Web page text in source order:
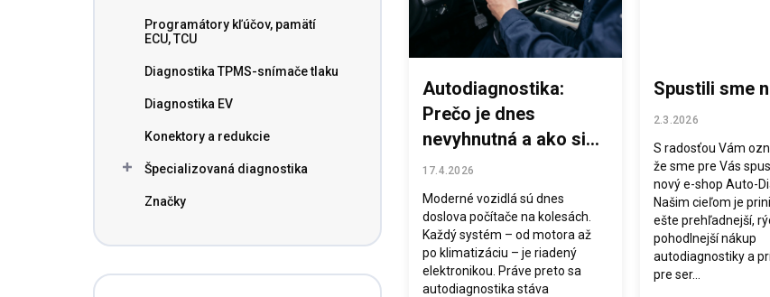
Programátory kľúčov, pamätí
ECU, TCU
Diagnostika TPMS-snímače tlaku
Diagnostika EV
Konektory a redukcie
Špecializovaná diagnostika
Značky
k
Autodiagnostika:
Prečo je dnes
nevyhnutná a ako si
vybrať správne
zariadenie
17.4.2026
Moderné vozidlá sú dnes
doslova počítače na kolesách.
Každý systém – od motora až
po klimatizáciu – je riadený
elektronikou. Práve preto sa
autodiagnostika stáva
Spustili sme
2.3.2026
S radosťou Vám
že sme pre Vás
nový e-shop Auto-
Našim cieľom je
ešte prehľadnejší,
pohodlnejší nákup
autodiagnostiky a
pre ser...